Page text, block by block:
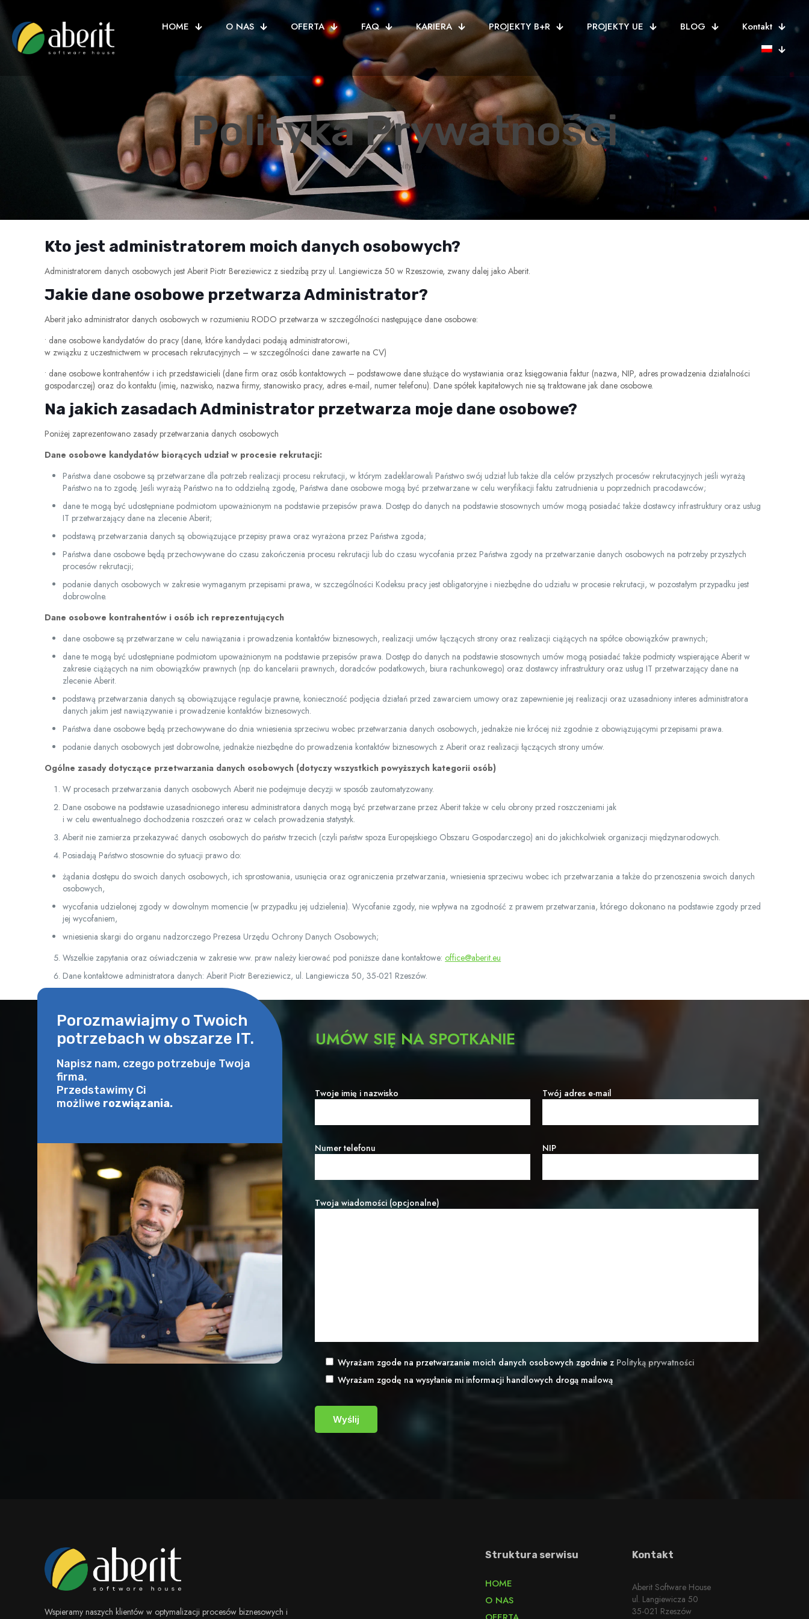
HOME O NAS OFERTA FAQ KARIERA PROJEKTY B+R PROJEKTY UE BLOG Kontakt
Polityka Prywatności
Home Polityka Prywatności
Kto jest administratorem moich danych osobowych?
Administratorem danych osobowych jest Aberit Piotr Bereziewicz z siedzibą przy ul. Langiewicza 50 w Rzeszowie, zwany dalej jako Aberit.
Jakie dane osobowe przetwarza Administrator?
Aberit jako administrator danych osobowych w rozumieniu RODO przetwarza w szczególności następujące dane osobowe:
• dane osobowe kandydatów do pracy (dane, które kandydaci podają administratorowi,
w związku z uczestnictwem w procesach rekrutacyjnych – w szczególności dane zawarte na CV)
• dane osobowe kontrahentów i ich przedstawicieli (dane firm oraz osób kontaktowych – podstawowe dane służące do wystawiania oraz księgowania faktur (nazwa, NIP, adres prowadzenia działalności
gospodarczej) oraz do kontaktu (imię, nazwisko, nazwa firmy, stanowisko pracy, adres e-mail, numer telefonu). Dane spółek kapitałowych nie są traktowane jak dane osobowe.
Na jakich zasadach Administrator przetwarza moje dane osobowe?
Poniżej zaprezentowano zasady przetwarzania danych osobowych
Dane osobowe kandydatów biorących udział w procesie rekrutacji:
Państwa dane osobowe są przetwarzane dla potrzeb realizacji procesu rekrutacji, w którym zadeklarowali Państwo swój udział lub także dla celów przyszłych procesów rekrutacyjnych jeśli wyrażą
Państwo na to zgodę. Jeśli wyrażą Państwo na to oddzielną zgodę, Państwa dane osobowe mogą być przetwarzane w celu weryfikacji faktu zatrudnienia u poprzednich pracodawców;
dane te mogą być udostępniane podmiotom upoważnionym na podstawie przepisów prawa. Dostęp do danych na podstawie stosownych umów mogą posiadać także dostawcy infrastruktury oraz usług
IT przetwarzający dane na zlecenie Aberit;
podstawą przetwarzania danych są obowiązujące przepisy prawa oraz wyrażona przez Państwa zgoda;
Państwa dane osobowe będą przechowywane do czasu zakończenia procesu rekrutacji lub do czasu wycofania przez Państwa zgody na przetwarzanie danych osobowych na potrzeby przyszłych
procesów rekrutacji;
podanie danych osobowych w zakresie wymaganym przepisami prawa, w szczególności Kodeksu pracy jest obligatoryjne i niezbędne do udziału w procesie rekrutacji, w pozostałym przypadku jest
dobrowolne.
Dane osobowe kontrahentów i osób ich reprezentujących
dane osobowe są przetwarzane w celu nawiązania i prowadzenia kontaktów biznesowych, realizacji umów łączących strony oraz realizacji ciążących na spółce obowiązków prawnych;
dane te mogą być udostępniane podmiotom upoważnionym na podstawie przepisów prawa. Dostęp do danych na podstawie stosownych umów mogą posiadać także podmioty wspierające Aberit w
zakresie ciążących na nim obowiązków prawnych (np. do kancelarii prawnych, doradców podatkowych, biura rachunkowego) oraz dostawcy infrastruktury oraz usług IT przetwarzający dane na
zlecenie Aberit.
podstawą przetwarzania danych są obowiązujące regulacje prawne, konieczność podjęcia działań przed zawarciem umowy oraz zapewnienie jej realizacji oraz uzasadniony interes administratora
danych jakim jest nawiązywanie i prowadzenie kontaktów biznesowych.
Państwa dane osobowe będą przechowywane do dnia wniesienia sprzeciwu wobec przetwarzania danych osobowych, jednakże nie krócej niż zgodnie z obowiązującymi przepisami prawa.
podanie danych osobowych jest dobrowolne, jednakże niezbędne do prowadzenia kontaktów biznesowych z Aberit oraz realizacji łączących strony umów.
Ogólne zasady dotyczące przetwarzania danych osobowych (dotyczy wszystkich powyższych kategorii osób)
W procesach przetwarzania danych osobowych Aberit nie podejmuje decyzji w sposób zautomatyzowany.
Dane osobowe na podstawie uzasadnionego interesu administratora danych mogą być przetwarzane przez Aberit także w celu obrony przed roszczeniami jak
i w celu ewentualnego dochodzenia roszczeń oraz w celach prowadzenia statystyk.
Aberit nie zamierza przekazywać danych osobowych do państw trzecich (czyli państw spoza Europejskiego Obszaru Gospodarczego) ani do jakichkolwiek organizacji międzynarodowych.
Posiadają Państwo stosownie do sytuacji prawo do:
żądania dostępu do swoich danych osobowych, ich sprostowania, usunięcia oraz ograniczenia przetwarzania, wniesienia sprzeciwu wobec ich przetwarzania a także do przenoszenia swoich danych
osobowych,
wycofania udzielonej zgody w dowolnym momencie (w przypadku jej udzielenia). Wycofanie zgody, nie wpływa na zgodność z prawem przetwarzania, którego dokonano na podstawie zgody przed
jej wycofaniem,
wniesienia skargi do organu nadzorczego Prezesa Urzędu Ochrony Danych Osobowych;
Wszelkie zapytania oraz oświadczenia w zakresie ww. praw należy kierować pod poniższe dane kontaktowe:office@aberit.eu
Dane kontaktowe administratora danych: Aberit Piotr Bereziewicz, ul. Langiewicza 50, 35-021 Rzeszów.
Porozmawiajmy o Twoich
potrzebach w obszarze IT.
Napisz nam, czego potrzebuje Twoja
firma.
Przedstawimy Ci
możliwe rozwiązania.
UMÓW SIĘ NA SPOTKANIE
Twoje imię i nazwisko Twój adres e-mail
Numer telefonu NIP
Twoja wiadomości (opcjonalne)
Wyrażam zgode na przetwarzanie moich danych osobowych zgodnie z Polityką prywatności
Wyrażam zgodę na wysyłanie mi informacji handlowych drogą mailową
Wspieramy naszych klientów w optymalizacji procesów biznesowych i
Struktura serwisu
HOME
O NAS
Kontakt
Aberit Software House
ul. Langiewicza 50
35-021 Rzeszów